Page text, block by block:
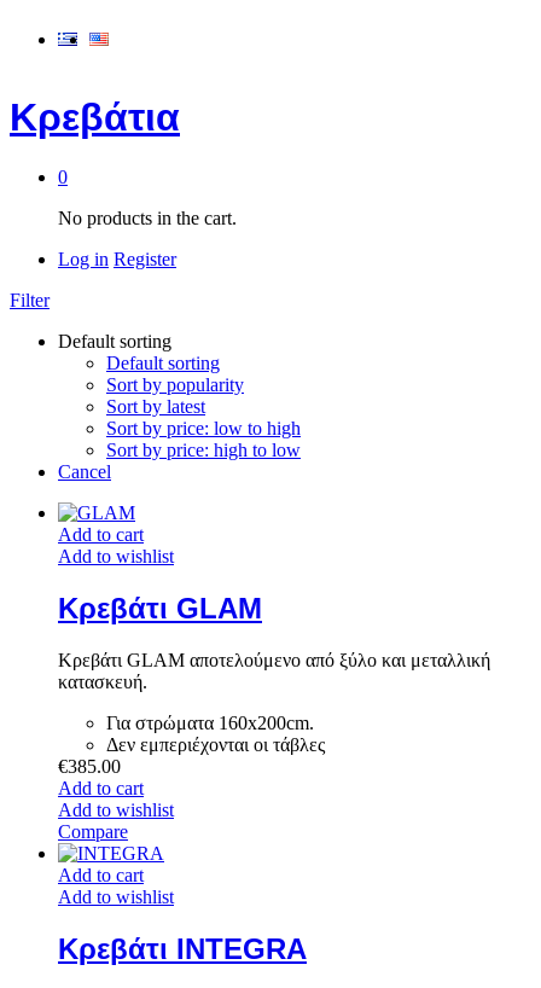
Κρεβάτια
0
No products in the cart.
Log in Register
Filter
Default sorting
Default sorting
Sort by popularity
Sort by latest
Sort by price: low to high
Sort by price: high to low
Cancel
Add to cart
Add to wishlist
Κρεβάτι GLAM
Κρεβάτι GLAM αποτελούμενο από ξύλο και μεταλλική
κατασκευή.
Για στρώματα 160x200cm.
Δεν εμπεριέχονται οι τάβλες
€385.00
Add to cart
Add to wishlist
Compare
Add to cart
Add to wishlist
Κρεβάτι INTEGRA